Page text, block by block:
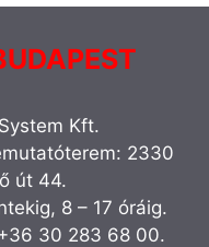
Kft.
2330
út 44.
8 – 17 óráig.
30 283 68 00.